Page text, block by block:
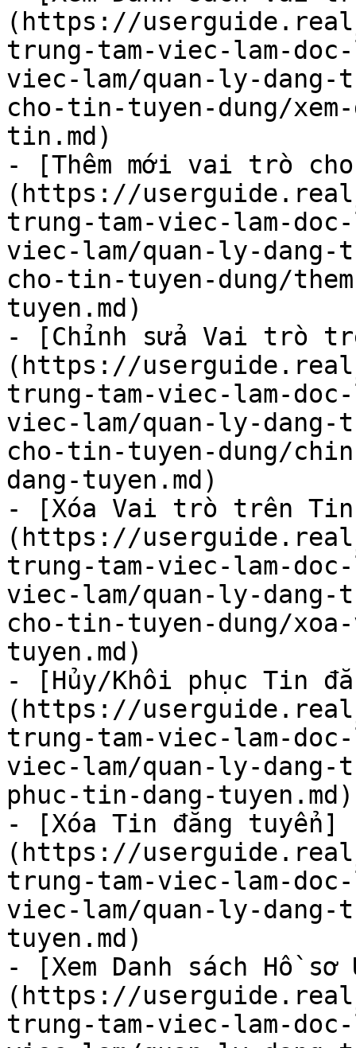
(https://
trung-tam-viec-lam-
viec-lam/quan-ly-
cho-tin-tuyen-dung/
tin.md)
- [Thêm mới vai trò
(https://
trung-tam-viec-lam-
viec-lam/quan-ly-
cho-tin-tuyen-dung/
tuyen.md)
- [Chỉnh sửa Vai trò
(https://
trung-tam-viec-lam-
viec-lam/quan-ly-
cho-tin-tuyen-dung/
dang-tuyen.md)
- [Xóa Vai trò trên Tin
(https://
trung-tam-viec-lam-
viec-lam/quan-ly-
cho-tin-tuyen-dung/
tuyen.md)
- [Hủy/Khôi phục Tin
(https://
trung-tam-viec-lam-
viec-lam/quan-ly-dang-
phuc-tin-dang-tuyen.md)
- [Xóa Tin đăng tuyển]
(https://
trung-tam-viec-lam-
viec-lam/quan-ly-
tuyen.md)
- [Xem Danh sách Hồ sơ
(https://
trung-tam-viec-lam-